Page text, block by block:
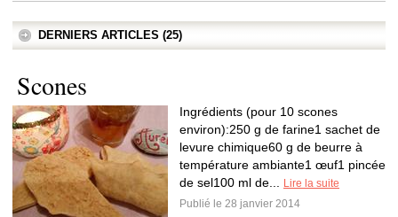
DERNIERS ARTICLES (25)
Scones
Ingrédients (pour 10 scones
environ):250 g de farine1 sachet de
levure chimique60 g de beurre à
température ambiante1 œuf1 pincée
de sel100 ml de...
Lire la suite
Publié le 28 janvier 2014